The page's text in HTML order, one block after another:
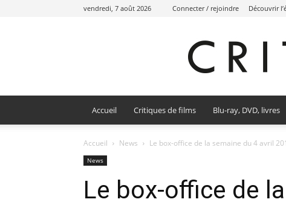
vendredi, 7 août 2026 Connecter / rejoindre Découvrir
Accueil Critiques de films Blu-ray, DVD, livres
Accueil News Le box-office de la semaine du 4 avril
News
Le box-office de